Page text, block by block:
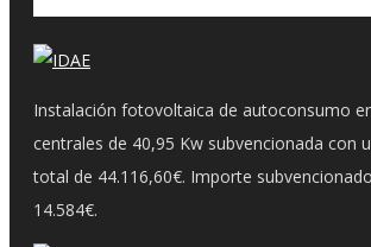
Instalación fotovoltaica de autoconsumo
centrales de 40,95 Kw subvencionada con
total de 44.116,60€. Importe
14.584€.